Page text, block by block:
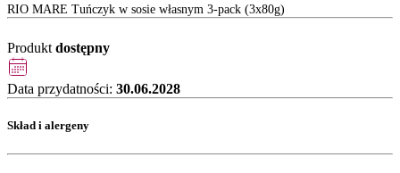
RIO MARE Tuńczyk w sosie własnym 3-pack (3x80g)
Produkt dostępny
Data przydatności: 30.06.2028
Skład i alergeny